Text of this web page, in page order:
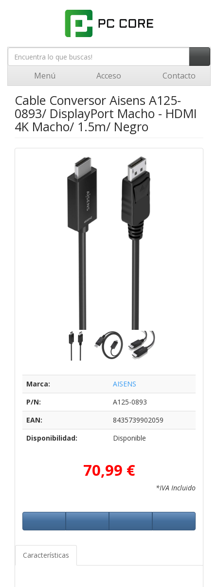
Menú Acceso Contacto
Cable Conversor Aisens A125-
0893/ DisplayPort Macho - HDMI
4K Macho/ 1.5m/ Negro
Marca:
AISENS
P/N:
A125-0893
EAN:
8435739902059
Disponibilidad:
Disponible
70,99 €
*IVA Incluido
Características